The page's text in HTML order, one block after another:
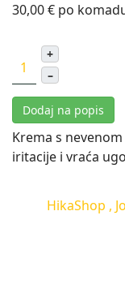
30,00 € po
+
–
Dodaj na popis
Krema s
iritacije i vraća
HikaShop ,